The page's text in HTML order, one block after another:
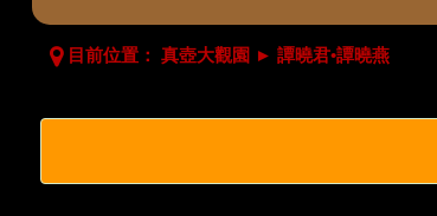
目前位置： 真壺大觀園 ► 譚曉君•譚曉燕